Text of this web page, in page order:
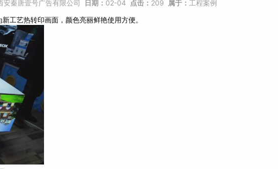
安秦唐壹号广告有限公司 日期： 02-04 点击： 209 属于： 工程案例
工艺热转印画面，颜色亮丽鲜艳使用方便。